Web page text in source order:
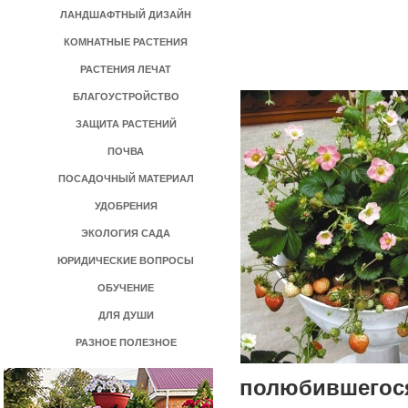
ЛАНДШАФТНЫЙ ДИЗАЙН
КОМНАТНЫЕ РАСТЕНИЯ
РАСТЕНИЯ ЛЕЧАТ
БЛАГОУСТРОЙСТВО
ЗАЩИТА РАСТЕНИЙ
ПОЧВА
ПОСАДОЧНЫЙ МАТЕРИАЛ
УДОБРЕНИЯ
ЭКОЛОГИЯ САДА
ЮРИДИЧЕСКИЕ ВОПРОСЫ
ОБУЧЕНИЕ
ДЛЯ ДУШИ
РАЗНОЕ ПОЛЕЗНОЕ